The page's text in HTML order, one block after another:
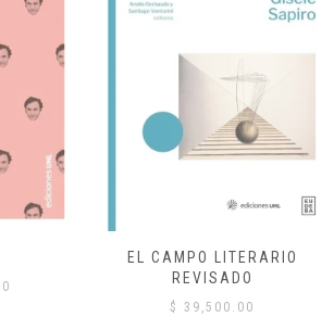
EL CAMPO LITERARIO
REVISADO
$ 39,500.00